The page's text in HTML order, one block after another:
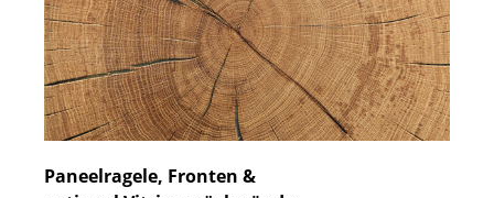
Paneelragele, Fronten &